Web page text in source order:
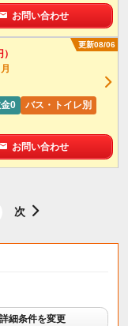
お問い合わせ
更新08/06
0 バス・トイレ別
お問い合わせ
次
詳細条件を変更